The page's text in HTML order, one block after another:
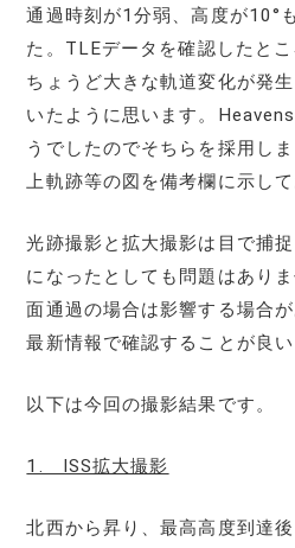
通過時刻が1分弱、高度が10°
た。TLEデータを確認したと
ちょうど大きな軌道変化が発
いたように思います。
うでしたのでそちらを採用し
上軌跡等の図を備考欄に示して
光跡撮影と拡大撮影は目で捕
になったとしても問題はあり
面通過の場合は影響する場合
最新情報で確認することが良い
以下は今回の撮影結果です。
1. ISS拡大撮影
北西から昇り、最高高度到達